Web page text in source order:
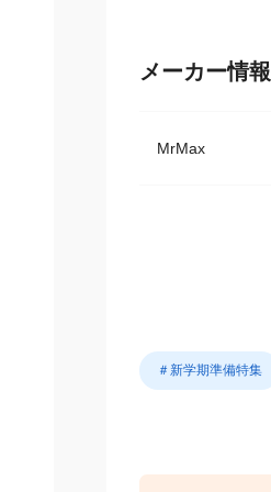
メーカー情報
MrMax
＃新学期準備特集